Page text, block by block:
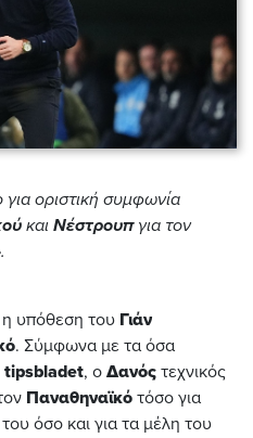
οριστική συμφωνία
και Νέστρουπ για τον
.
η υπόθεση του Γιάν
. Σύμφωνα με τα όσα
tipsbladet, ο Δανός τεχνικός
Παναθηναϊκό τόσο για
όσο και για τα μέλη του